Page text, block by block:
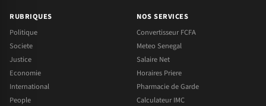
RUBRIQUES
Politique
Societe
Justice
Economie
International
People
NOS SERVICES
Convertisseur FCFA
Meteo Senegal
Salaire Net
Horaires Priere
Pharmacie de Garde
Calculateur IMC